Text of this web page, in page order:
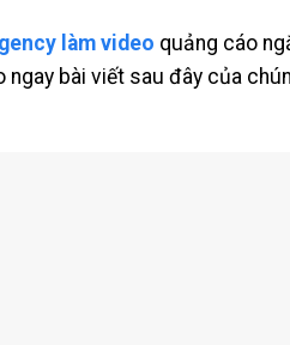
làm video quảng cáo
bài viết sau đây của